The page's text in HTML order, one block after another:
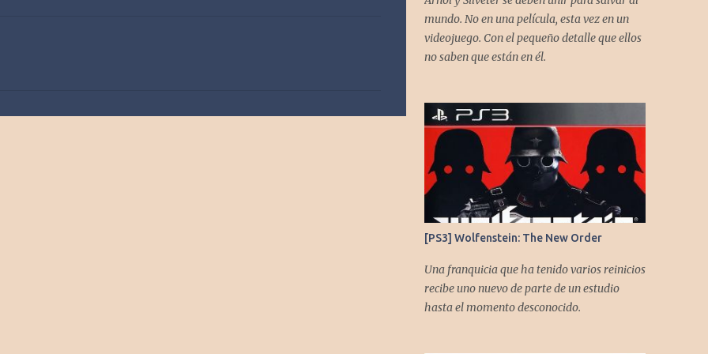
gracias a todos los que nos agregan a sus
plataformas de podcast y nos dejan
comentarios en nuestras diferentes redes.
Instagram -
https://www.instagram.com/cronicasgoomb
a/ Facebook -
https://www.facebook.com/CronicasGoomb
a
mundo. No en una película, esta vez en un
videojuego. Con el pequeño detalle que ellos
no saben que están en él.
[PS3] Wolfenstein: The New Order
Una franquicia que ha tenido varios reinicios
recibe uno nuevo de parte de un estudio
hasta el momento desconocido.